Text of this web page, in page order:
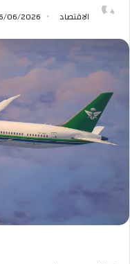
الاقتصاد 06/2026